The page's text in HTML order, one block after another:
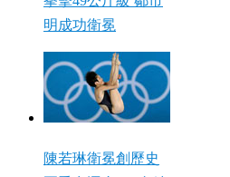
明成功衛冕
陳若琳衛冕創歷史